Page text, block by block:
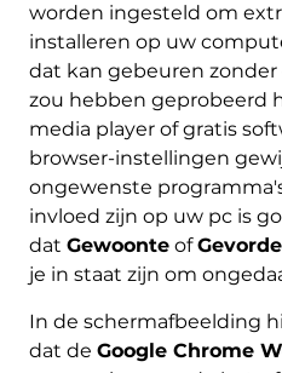
worden ingesteld om
installeren op uw
dat kan gebeuren
zou hebben geprobeerd
media player of gratis
browser-instellingen
ongewenste
invloed zijn op uw pc is
dat Gewoonteof
je in staat zijn om
In de schermafbeelding
dat de Google Chrome